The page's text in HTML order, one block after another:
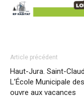
Article précédent
Haut-Jura. Saint-
L’École Municipale
ouvre aux vacances